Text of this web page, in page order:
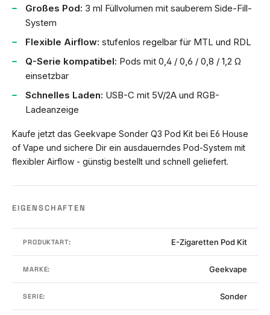
Großes Pod: 3 ml Füllvolumen mit sauberem Side-Fill-
System
Flexible Airflow: stufenlos regelbar für MTL und RDL
Q-Serie kompatibel: Pods mit 0,4 / 0,6 / 0,8 / 1,2 Ω
einsetzbar
Schnelles Laden: USB-C mit 5V/2A und RGB-
Ladeanzeige
Kaufe jetzt das Geekvape Sonder Q3 Pod Kit bei E6 House
of Vape und sichere Dir ein ausdauerndes Pod-System mit
flexibler Airflow - günstig bestellt und schnell geliefert.
EIGENSCHAFTEN
PRODUKTART: E-Zigaretten Pod Kit
MARKE: Geekvape
SERIE: Sonder